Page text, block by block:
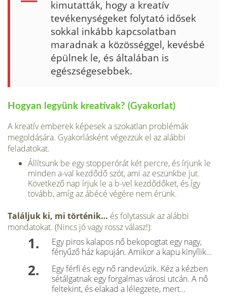
kimutatták, hogy a kreatív
tevékenységeket folytató idősek
sokkal inkább kapcsolatban
maradnak a közösséggel, kevésbé
épülnek le, és általában is
egészségesebbek.
Hogyan legyünk kreatívak? (Gyakorlat)
A kreatív emberek képesek a szokatlan problémák
megoldására. Gyakorlásként végezzük el az alábbi
feladatokat.
Állítsunk be egy stopperórát két percre, és írjunk le
minden a-val kezdődő szót, ami az eszünkbe jut.
Következő nap írjuk le a b-vel kezdődőket, és így
tovább, amíg az ábécé végére nem érünk.
Találjuk ki, mi történik… és folytassuk az alábbi
mondatokat. (Nincs jó vagy rossz válasz!):
Egy piros kalapos nő bekopogtat egy nagy,
fényűző ház kapuján. Amikor a kapu kinyílik…
Egy férfi és egy nő randevúzik. Kéz a kézben
sétálgatnak egy forgalmas városi utcán. A nő
feltekint, és elakad a lélegzete, mert…